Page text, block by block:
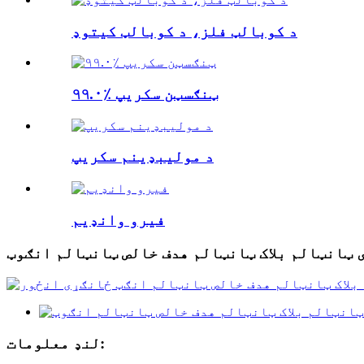
د کوبالټ فلز، د کوبالټ کیتوډ
۹۹.۰٪ ټنګسټن سکریپ
د مولیبډینم سکریپ
فیرو وانډیم
ټانټالم بلاک ټانټالم هدف خالص ټانټالم انګوټ
لنډ معلومات: